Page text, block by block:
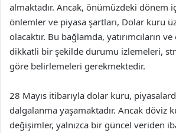
almaktadır. Ancak, önümüzdeki dönem
önlemler ve piyasa şartları, Dolar kuru
olacaktır. Bu bağlamda, yatırımcıların
dikkatli bir şekilde durumu izlemeleri,
göre belirlemeleri gerekmektedir.
28 Mayıs itibarıyla dolar kuru,
dalgalanma yaşamaktadır. Ancak döviz
değişimler, yalnızca bir güncel veriden